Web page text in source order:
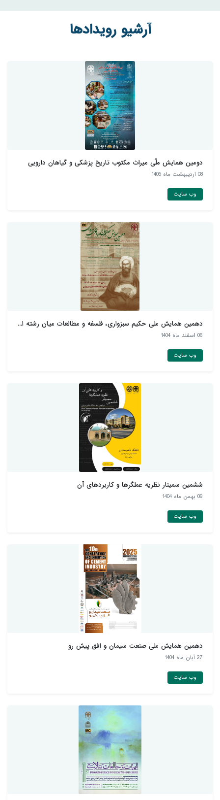
آرشیو رویدادها
دومین همایش ملّی میراث مکتوب تاریخ پزشکی و گیاهان دارويی
08 ارديبهشت ماه 1405
وب سایت
دهمین همایش ملی حکیم سبزواری، فلسفه و مطالعات میان رشته ا...
06 اسفند ماه 1404
وب سایت
ششمین سمینار نظریه عملگرها و کاربردهای آن
09 بهمن ماه 1404
وب سایت
دهمین همايش ملی صنعت سيمان و افق پيش رو
27 آبان ماه 1404
وب سایت